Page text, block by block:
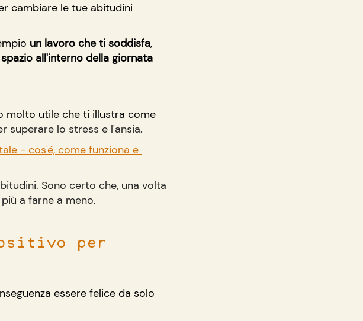
cambiare le tue abitudini
un lavoro che ti soddisfa,
all'interno della giornata
molto utile che ti illustra come
superare lo stress e l'ansia.
- cos'é, come funziona e
Sono certo che, una volta
a farne a meno.
per
essere felice da solo